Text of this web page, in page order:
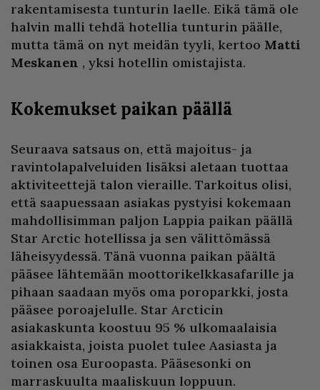
rakentamisesta tunturin laelle. Eikä tämä ole
halvin malli tehdä hotellia tunturin päälle,
mutta tämä on nyt meidän tyyli, kertoo Matti
Meskanen , yksi hotellin omistajista.
Kokemukset paikan päällä
Seuraava satsaus on, että majoitus- ja
ravintolapalveluiden lisäksi aletaan tuottaa
aktiviteettejä talon vieraille. Tarkoitus olisi,
että saapuessaan asiakas pystyisi kokemaan
mahdollisimman paljon Lappia paikan päällä
Star Arctic hotellissa ja sen välittömässä
läheisyydessä. Tänä vuonna paikan päältä
pääsee lähtemään moottorikelkkasafarille ja
pihaan saadaan myös oma poroparkki, josta
pääsee poroajelulle. Star Arcticin
asiakaskunta koostuu 95 % ulkomaalaisia
asiakkaista, joista puolet tulee Aasiasta ja
toinen osa Euroopasta. Pääsesonki on
marraskuulta maaliskuun loppuun.